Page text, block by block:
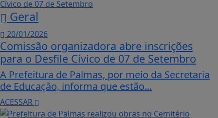
Geral
20/01/2026
Comissão organizadora abre inscrições
para o Desfile Cívico de 07 de Setembro
A Prefeitura de Palmas, por meio da Secretaria
de Educação, informa que estão...
ACESSAR